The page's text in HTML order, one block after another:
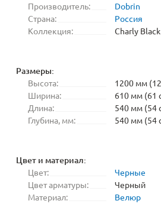
Производитель:
Dobrin
Страна:
Россия
Коллекция:
Charly Black
Размеры:
Высота:
1200 мм
Ширина:
610 мм (61
Длина:
540 мм (54
Глубина, мм:
540 мм (54
Цвет и материал:
Цвет:
Черные
Цвет арматуры:
Черный
Материал:
Велюр